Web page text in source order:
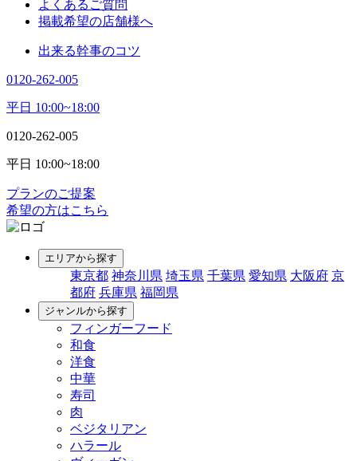
よくあるご質問
掲載希望の店舗様へ
出来る幹事のコツ
0120-262-005
平日 10:00~18:00
0120-262-005
平日 10:00~18:00
プランのご提案
希望の方はこちら
エリアから探す
東京都 神奈川県 埼玉県 千葉県 愛知県 大阪府 京
都府 兵庫県 福岡県
ジャンルから探す
フィンガーフード
和食
洋食
中華
寿司
肉
ベジタリアン
ハラール